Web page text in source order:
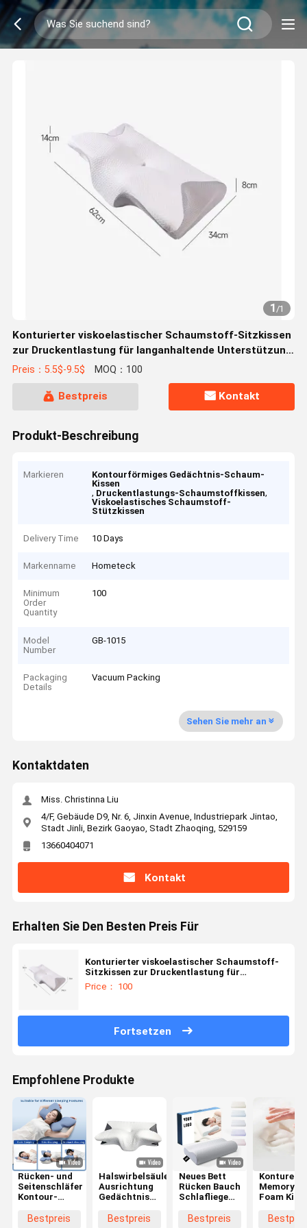
1/1
Konturierter viskoelastischer Schaumstoff-Sitzkissen
zur Druckentlastung für langanhaltende Unterstützung
und Komfort
Preis：5.5$-9.5$ MOQ：100
Bestpreis Kontakt
Produkt-Beschreibung
Markieren
Kontourförmiges Gedächtnis-Schaum-
Kissen
, Druckentlastungs-Schaumstoffkissen,
Viskoelastisches Schaumstoff-
Stützkissen
Delivery Time 10 Days
Markenname Hometeck
Minimum
Order
Quantity
100
Model
Number
GB-1015
Packaging
Details
Vacuum Packing
Sehen Sie mehr an
Kontaktdaten
Miss. Christinna Liu
4/F, Gebäude D9, Nr. 6, Jinxin Avenue, Industriepark Jintao,
Stadt Jinli, Bezirk Gaoyao, Stadt Zhaoqing, 529159
13660404071
Kontakt
Erhalten Sie Den Besten Preis Für
Konturierter viskoelastischer Schaumstoff-
Sitzkissen zur Druckentlastung für
langanhaltende Unterstützung und Komfort
Price： 100
Fortsetzen
Empfohlene Produkte
Rücken- und
Seitenschläfer
Kontour-
Speicherschaum
Bestpreis
Halswirbelsäule
Ausrichtung
Gedächtnis
Kissen Kontur
Bestpreis
Neues Bett
Rücken Bauch
Schlafliege
Kissen Hals
Bestpreis
Kontured
Memory
Foam
Wahl für